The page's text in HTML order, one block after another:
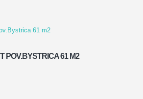
POV.BYSTRICA 61 M2